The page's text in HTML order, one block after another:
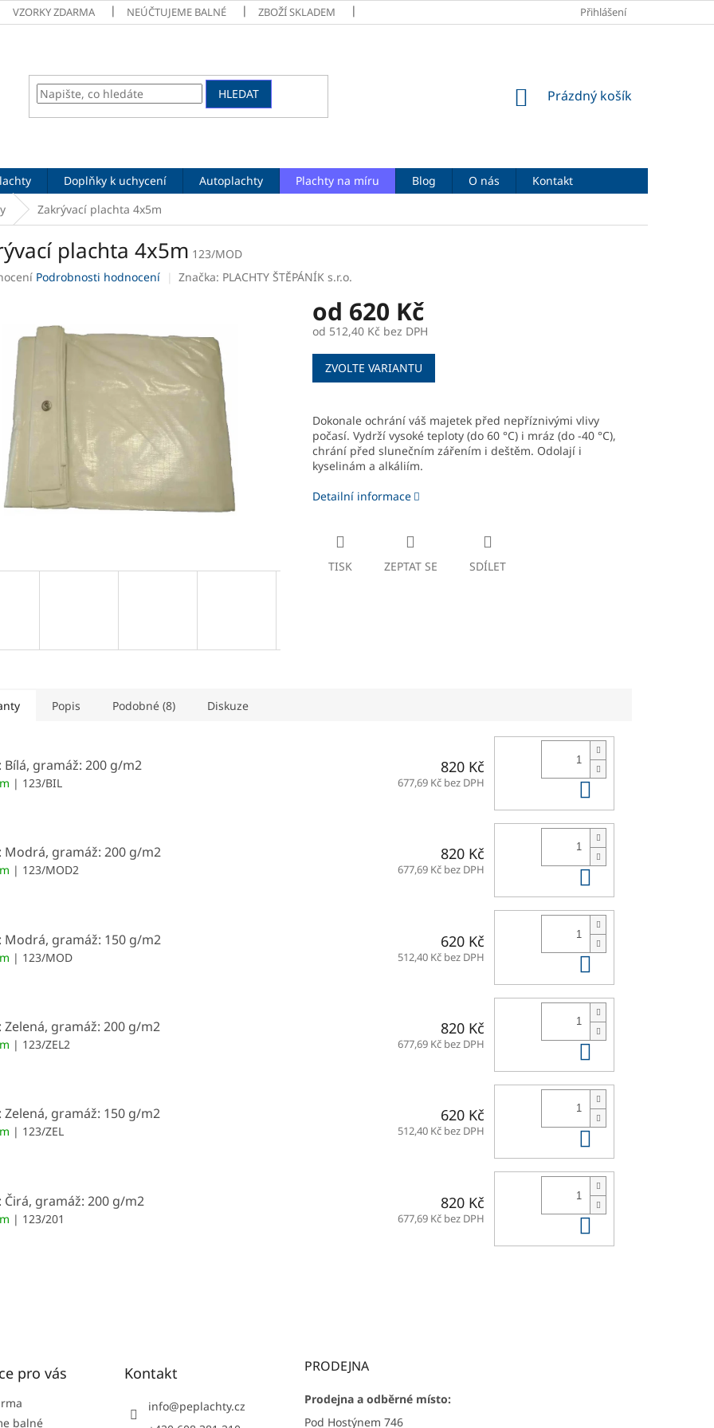
VZORKY ZDARMA NEÚČTUJEME BALNÉ ZBOŽÍ SKLADEM PODMÍNKY OCHRANY OSOBNÍCH ÚDAJŮ
Přihlášení
HLEDAT
NÁKUPNÍ
Prázdný košík
Doplňky k uchycení Autoplachty Plachty na míru Blog O nás
Kontakt
Zakrývací plachta 4x5m
plachta 4x5m 123/MOD
Podrobnosti hodnocení Značka: PLACHTY ŠTĚPÁNÍK s.r.o.
od 620 Kč
od 512,40 Kč bez DPH
Měrná
cena:
ZVOLTE VARIANTU
Dokonale ochrání váš majetek před nepříznivými vlivy
počasí. Vydrží vysoké teploty (do 60 °C) i mráz (do -40 °C),
chrání před slunečním zářením i deštěm. Odolají i
kyselinám a alkáliím.
Detailní informace
TISK ZEPTAT SE SDÍLET
Popis Podobné (8) Diskuze
Bílá, gramáž: 200 g/m2
| 123/BIL
820 Kč
677,69 Kč bez DPH
Modrá, gramáž: 200 g/m2
| 123/MOD2
820 Kč
677,69 Kč bez DPH Do košíku
Modrá, gramáž: 150 g/m2
| 123/MOD
620 Kč
512,40 Kč bez DPH
Zelená, gramáž: 200 g/m2
| 123/ZEL2
820 Kč
677,69 Kč bez DPH Do košíku
Zelená, gramáž: 150 g/m2
| 123/ZEL
620 Kč
512,40 Kč bez DPH Do košíku
Čirá, gramáž: 200 g/m2
| 123/201
820 Kč
677,69 Kč bez DPH
pro vás
balné
Kontakt
info@peplachty.cz
PRODEJNA
Prodejna a odběrné místo:
Pod Hostýnem 746